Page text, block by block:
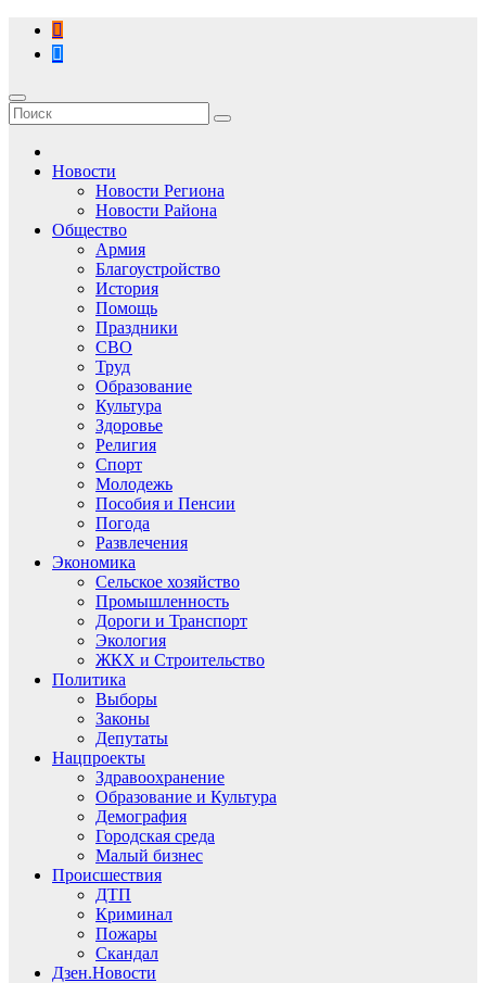
Перейти
содержимому
Новости
Новости Региона
Новости Района
Общество
Армия
Благоустройство
История
Помощь
Праздники
СВО
Труд
Образование
Культура
Здоровье
Религия
Спорт
Молодежь
Пособия и Пенсии
Погода
Развлечения
Экономика
Сельское хозяйство
Промышленность
Дороги и Транспорт
Экология
ЖКХ и Строительство
Политика
Выборы
Законы
Депутаты
Нацпроекты
Здравоохранение
Образование и Культура
Демография
Городская среда
Малый бизнес
Происшествия
ДТП
Криминал
Пожары
Скандал
Дзен.Новости